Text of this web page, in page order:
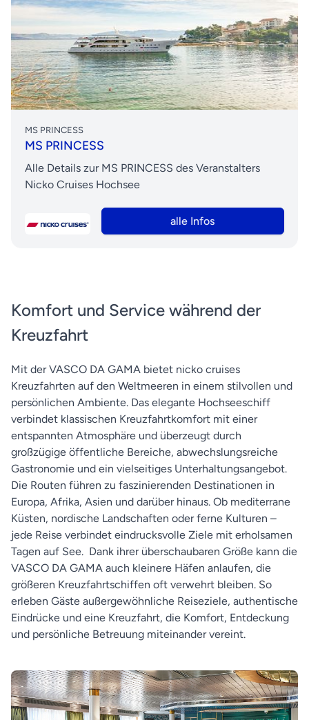
MS PRINCESS
MS PRINCESS
Alle Details zur MS PRINCESS des Veranstalters
Nicko Cruises Hochsee
alle Infos
Komfort und Service während der
Kreuzfahrt
Mit der VASCO DA GAMA bietet nicko cruises
Kreuzfahrten auf den Weltmeeren in einem stilvollen und
persönlichen Ambiente. Das elegante Hochseeschiff
verbindet klassischen Kreuzfahrtkomfort mit einer
entspannten Atmosphäre und überzeugt durch
großzügige öffentliche Bereiche, abwechslungsreiche
Gastronomie und ein vielseitiges Unterhaltungsangebot.
Die Routen führen zu faszinierenden Destinationen in
Europa, Afrika, Asien und darüber hinaus. Ob mediterrane
Küsten, nordische Landschaften oder ferne Kulturen –
jede Reise verbindet eindrucksvolle Ziele mit erholsamen
Tagen auf See. Dank ihrer überschaubaren Größe kann die
VASCO DA GAMA auch kleinere Häfen anlaufen, die
größeren Kreuzfahrtschiffen oft verwehrt bleiben. So
erleben Gäste außergewöhnliche Reiseziele, authentische
Eindrücke und eine Kreuzfahrt, die Komfort, Entdeckung
und persönliche Betreuung miteinander vereint.